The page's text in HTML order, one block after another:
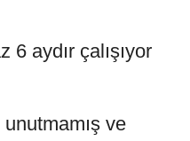
6 aydır çalışıyor
ve